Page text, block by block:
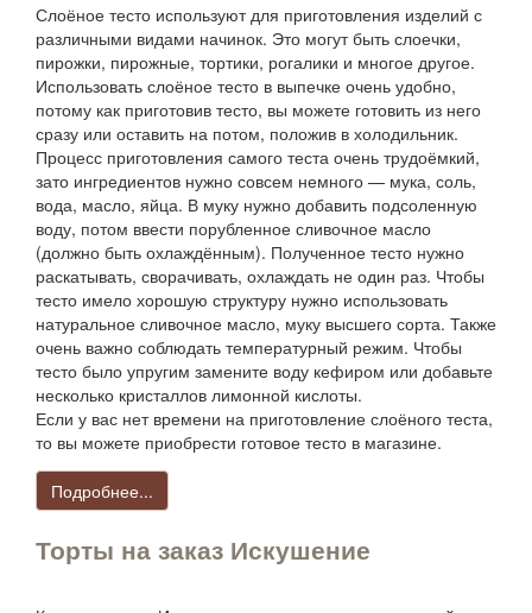
Слоёное тесто используют для приготовления изделий с
различными видами начинок. Это могут быть слоечки,
пирожки, пирожные, тортики, рогалики и многое другое.
Использовать слоёное тесто в выпечке очень удобно,
потому как приготовив тесто, вы можете готовить из него
сразу или оставить на потом, положив в холодильник.
Процесс приготовления самого теста очень трудоёмкий,
зато ингредиентов нужно совсем немного — мука, соль,
вода, масло, яйца. В муку нужно добавить подсоленную
воду, потом ввести порубленное сливочное масло
(должно быть охлаждённым). Полученное тесто нужно
раскатывать, сворачивать, охлаждать не один раз. Чтобы
тесто имело хорошую структуру нужно использовать
натуральное сливочное масло, муку высшего сорта. Также
очень важно соблюдать температурный режим. Чтобы
тесто было упругим замените воду кефиром или добавьте
несколько кристаллов лимонной кислоты.
Если у вас нет времени на приготовление слоёного теста,
то вы можете приобрести готовое тесто в магазине.
Подробнее...
Торты на заказ Искушение